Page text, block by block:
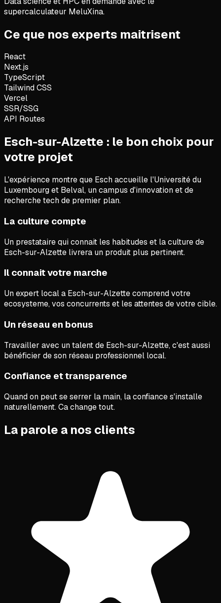
supercalculateur MeluXina.
Ce que nos experts maitrisent
React
Next.js
TypeScript
Tailwind CSS
Vercel
SSR/SSG
API Routes
Esch-sur-Alzette : le bon choix pour
votre projet
L'expérience montre que Esch accueille l'Université du
Luxembourg et Belval, un campus d'innovation et de
recherche tech de premier plan.
La culture compte
Un prestataire qui connait les habitudes et la culture de
Esch-sur-Alzette livrera un produit plus pertinent.
Il connait votre marche
Un expert local a Esch-sur-Alzette comprend votre
ecosysteme, vos concurrents et les attentes de votre cible.
Un réseau en bonus
Travailler avec un talent de Esch-sur-Alzette, c'est aussi
bénéficier de son réseau professionnel local.
Confiance et transparence
Quand on peut se serrer la main, la confiance s'installe
naturellement. Ca change tout.
La parole a nos clients